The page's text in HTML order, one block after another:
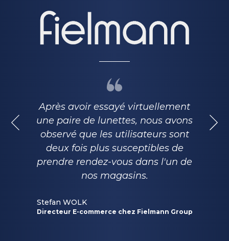
Après avoir essayé virtuellement
une paire de lunettes, nous avons
observé que les utilisateurs sont
deux fois plus susceptibles de
prendre rendez-vous dans l'un de
nos magasins.
Stefan WOLK
Directeur E-commerce chez Fielmann Group